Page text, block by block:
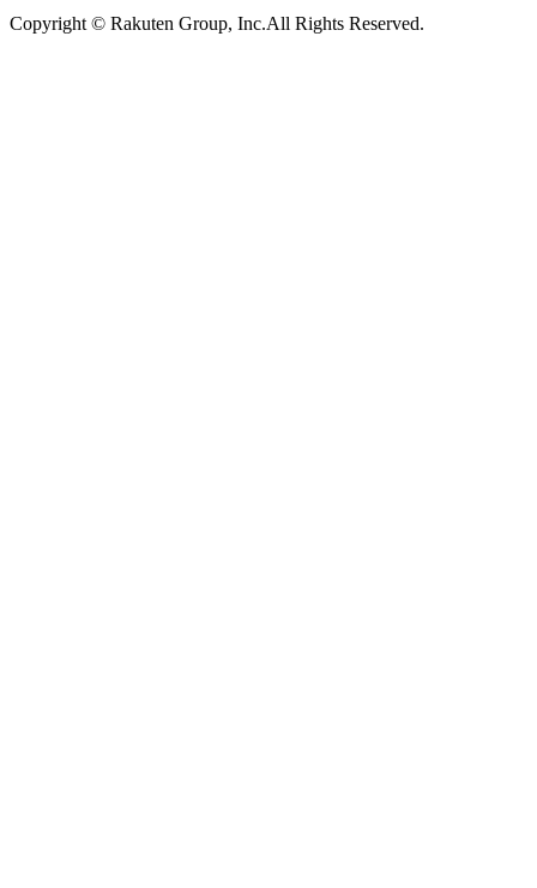
Copyright © Rakuten Group, Inc.All Rights Reserved.